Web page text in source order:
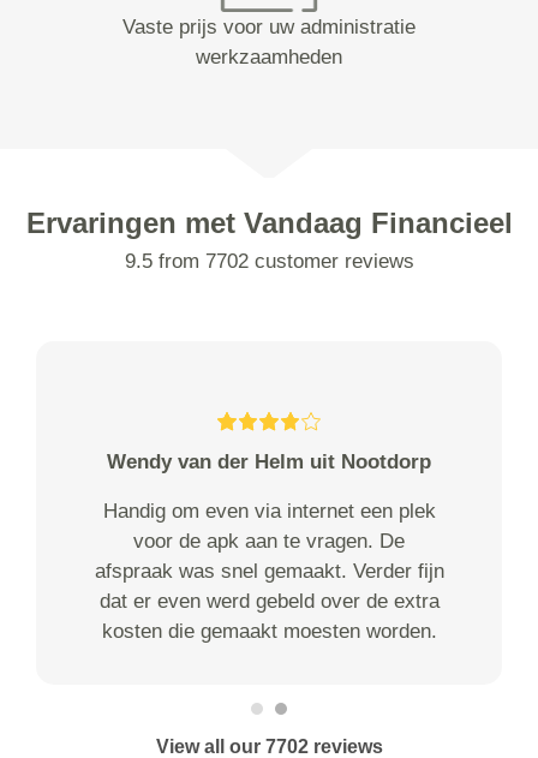
Vaste prijs voor uw administratie
werkzaamheden
Ervaringen met Vandaag Financieel
9.5 from 7702 customer reviews
Wendy van der Helm uit Nootdorp
Handig om even via internet een plek
voor de apk aan te vragen. De
afspraak was snel gemaakt. Verder fijn
dat er even werd gebeld over de extra
kosten die gemaakt moesten worden.
View all our 7702 reviews